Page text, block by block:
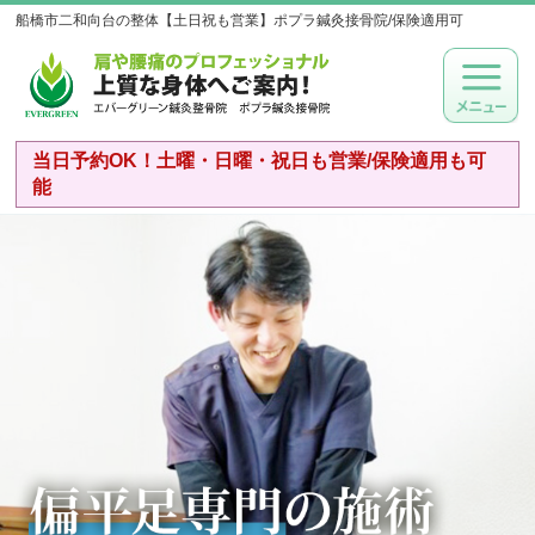
船橋市二和向台の整体【土日祝も営業】ポプラ鍼灸接骨院/保険適用可
当日予約OK！土曜・日曜・祝日も営業/保険適用も可
能